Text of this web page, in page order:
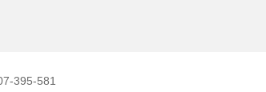
395-581